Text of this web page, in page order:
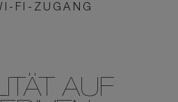
FI-ZUGANG
AUF